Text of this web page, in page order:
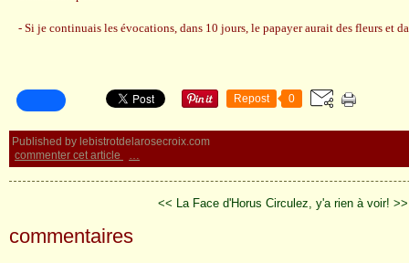
- Si je continuais les évocations, dans 10 jours, le papayer aurait des fleurs et
Repost 0
Published by lebistrotdelarosecroix.com
commenter cet article
…
<< La Face d'Horus Circulez, y'a rien à voir! >>
commentaires